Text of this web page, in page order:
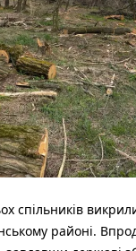
спільників
районі.